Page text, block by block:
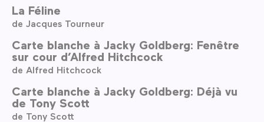
La Féline
de Jacques Tourneur
Carte blanche à Jacky Goldberg: Fenêtre
sur cour d’Alfred Hitchcock
de Alfred Hitchcock
Carte blanche à Jacky Goldberg: Déjà vu
de Tony Scott
de Tony Scott